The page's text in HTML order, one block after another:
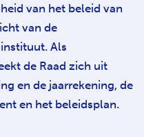
van het beleid van
van de
Als
de Raad zich uit
en de jaarrekening, de
en het beleidsplan.